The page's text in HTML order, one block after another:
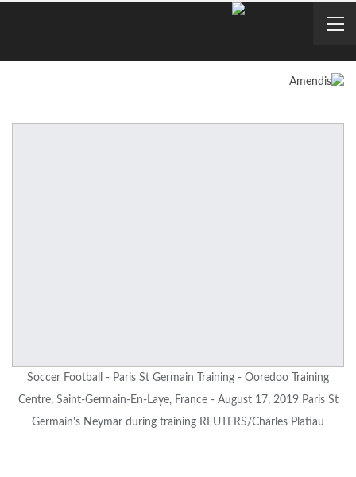
Soccer Football - Paris St Germain Training - Ooredoo Training
Centre, Saint-Germain-En-Laye, France - August 17, 2019 Paris St
Germain's Neymar during training REUTERS/Charles Platiau